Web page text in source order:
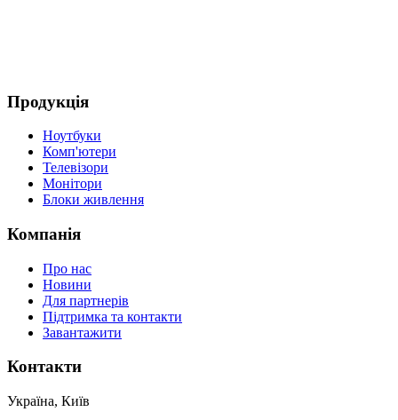
Продукція
Ноутбуки
Комп'ютери
Телевізори
Монітори
Блоки живлення
Компанія
Про нас
Новини
Для партнерів
Підтримка та контакти
Завантажити
Контакти
Україна, Київ